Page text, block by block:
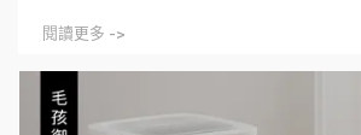
閱讀更多 ->